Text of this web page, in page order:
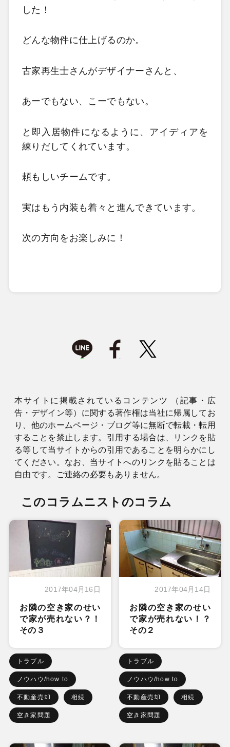
した！
どんな物件に仕上げるのか。
古家再生士さんがデザイナーさんと、
あーでもない、こーでもない。
と即入居物件になるように、アイディアを
練りだしてくれています。
頼もしいチームです。
実はもう内装も着々と進んできています。
次の方向をお楽しみに！
本サイトに掲載されているコンテンツ （記事・広
告・デザイン等）に関する著作権は当社に帰属してお
り、他のホームページ・ブログ等に無断で転載・転用
することを禁止します。引用する場合は、リンクを貼
る等して当サイトからの引用であることを明らかにし
てください。なお、当サイトへのリンクを貼ることは
自由です。ご連絡の必要もありません。
このコラムニストのコラム
2017年04月16日
お隣の空き家のせい
で家が売れない？！
その３
トラブル
ノウハウ/how to
不動産売却 相続
空き家問題
2017年04月14日
お隣の空き家のせい
で家が売れない！？
その２
トラブル
ノウハウ/how to
不動産売却 相続
空き家問題